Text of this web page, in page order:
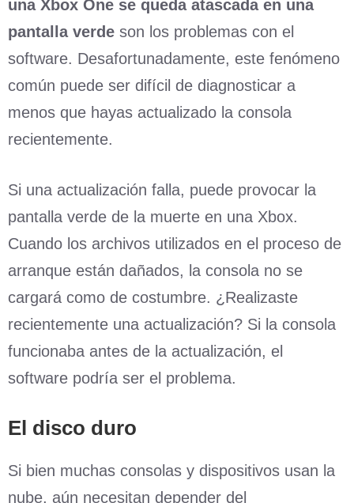
una Xbox One se queda atascada en una
pantalla verde son los problemas con el
software. Desafortunadamente, este fenómeno
común puede ser difícil de diagnosticar a
menos que hayas actualizado la consola
recientemente.
Si una actualización falla, puede provocar la
pantalla verde de la muerte en una Xbox.
Cuando los archivos utilizados en el proceso de
arranque están dañados, la consola no se
cargará como de costumbre. ¿Realizaste
recientemente una actualización? Si la consola
funcionaba antes de la actualización, el
software podría ser el problema.
El disco duro
Si bien muchas consolas y dispositivos usan la
nube, aún necesitan depender del